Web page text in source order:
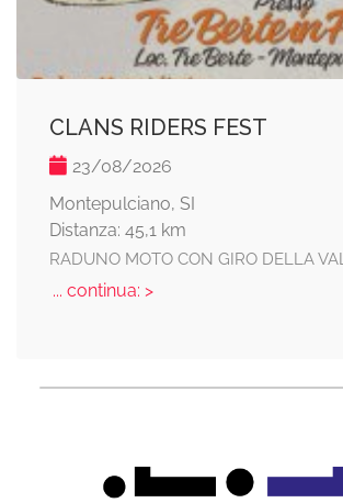
CLANS RIDERS FEST
23/08/2026
Montepulciano, SI
Distanza: 45,1 km
RADUNO MOTO CON GIRO DELLA VAL
... continua: >